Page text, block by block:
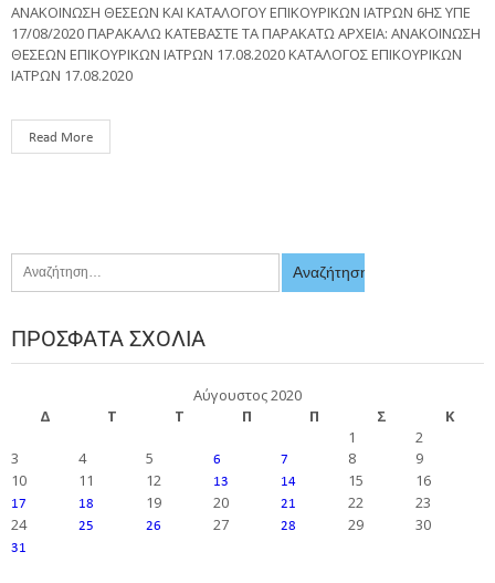
ΑΝΑΚΟΙΝΩΣΗ ΘΕΣΕΩΝ ΚΑΙ ΚΑΤΑΛΟΓΟΥ ΕΠΙΚΟΥΡΙΚΩΝ ΙΑΤΡΩΝ 6ΗΣ ΥΠΕ
17/08/2020 ΠΑΡΑΚΑΛΩ ΚΑΤΕΒΑΣΤΕ ΤΑ ΠΑΡΑΚΑΤΩ ΑΡΧΕΙΑ: ΑΝΑΚΟΙΝΩΣΗ
ΘΕΣΕΩΝ ΕΠΙΚΟΥΡΙΚΩΝ ΙΑΤΡΩΝ 17.08.2020 ΚΑΤΑΛΟΓΟΣ ΕΠΙΚΟΥΡΙΚΩΝ
ΙΑΤΡΩΝ 17.08.2020
Read More
ΠΡΌΣΦΑΤΑ ΣΧΌΛΙΑ
Αύγουστος 2020
Δ
Τ Τ Π Π Σ
Κ
1
2
3
4 5 6 7 8
9
10
11 12 13 14 15 16
17 18 19 20 21 22
23
24
25 26 27 28 29 30
31